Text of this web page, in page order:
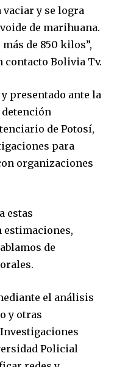
of
part of the
on our website
vaciar y se logra
de marihuana.
de 850 kilos”,
contacto Bolivia Tv.
presentado ante la
de Potosí,
para
organizaciones
estas
estimaciones,
de
el análisis
y otras
Policial